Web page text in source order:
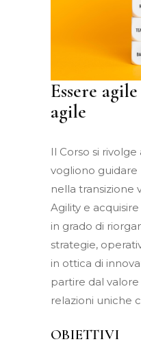
Essere
agile
Il Corso si
vogliono guidare
nella transizione
Agility e a
in grado di
strategie,
in ottica di
partire dal
relazioni uniche
OBIETTIVI